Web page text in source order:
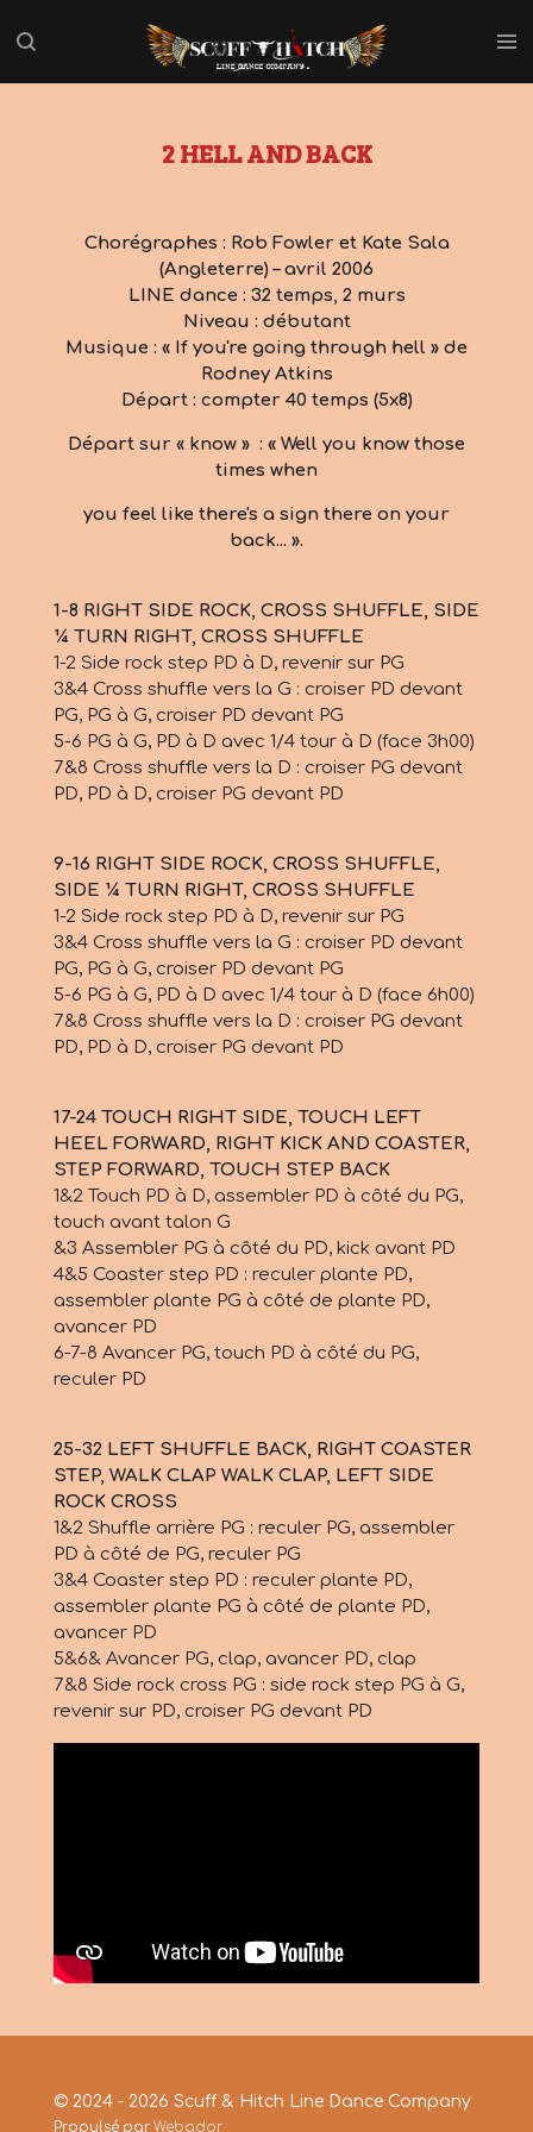
au
2 HELL AND BACK
Chorégraphes : Rob Fowler et Kate Sala
(Angleterre) – avril 2006
LINE dance : 32 temps, 2 murs
Niveau : débutant
Musique : « If you're going through hell » de
Rodney Atkins
Départ : compter 40 temps (5x8)
Départ sur « know » : « Well you know those
times when
you feel like there's a sign there on your
back... ».
1-8 RIGHT SIDE ROCK, CROSS SHUFFLE, SIDE
¼ TURN RIGHT, CROSS SHUFFLE
1-2 Side rock step PD à D, revenir sur PG
3&4 Cross shuffle vers la G : croiser PD devant
PG, PG à G, croiser PD devant PG
5-6 PG à G, PD à D avec 1/4 tour à D (face 3h00)
7&8 Cross shuffle vers la D : croiser PG devant
PD, PD à D, croiser PG devant PD
9-16 RIGHT SIDE ROCK, CROSS SHUFFLE,
SIDE ¼ TURN RIGHT, CROSS SHUFFLE
1-2 Side rock step PD à D, revenir sur PG
3&4 Cross shuffle vers la G : croiser PD devant
PG, PG à G, croiser PD devant PG
5-6 PG à G, PD à D avec 1/4 tour à D (face 6h00)
7&8 Cross shuffle vers la D : croiser PG devant
PD, PD à D, croiser PG devant PD
17-24 TOUCH RIGHT SIDE, TOUCH LEFT
HEEL FORWARD, RIGHT KICK AND COASTER,
STEP FORWARD, TOUCH STEP BACK
1&2 Touch PD à D, assembler PD à côté du PG,
touch avant talon G
&3 Assembler PG à côté du PD, kick avant PD
4&5 Coaster step PD : reculer plante PD,
assembler plante PG à côté de plante PD,
avancer PD
6-7-8 Avancer PG, touch PD à côté du PG,
reculer PD
25-32 LEFT SHUFFLE BACK, RIGHT COASTER
STEP, WALK CLAP WALK CLAP, LEFT SIDE
ROCK CROSS
1&2 Shuffle arrière PG : reculer PG, assembler
PD à côté de PG, reculer PG
3&4 Coaster step PD : reculer plante PD,
assembler plante PG à côté de plante PD,
avancer PD
5&6& Avancer PG, clap, avancer PD, clap
7&8 Side rock cross PG : side rock step PG à G,
revenir sur PD, croiser PG devant PD
© 2024 - 2026 Scuff & Hitch Line Dance Company
Propulsé par Webador